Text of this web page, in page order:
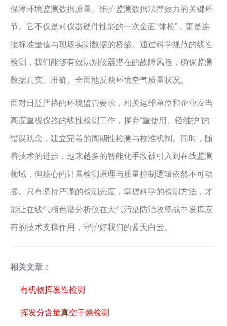
保障环境监测数据质量、维护监测数据法律效力的关键环
节。它不仅是对仪器硬件性能的一次全面“体检”，更是连
接标准量值与现场实测数据的桥梁。通过科学规范的线性
检测，我们能够有效识别仪器潜在的故障风险，确保监测
数据真实、准确、全面地反映环境空气质量状况。
面对日益严格的环境监管要求，相关运维单位和企业应当
高度重视仪器的线性检测工作，摒弃“重使用、轻维护”的
错误观念，建立完善的周期性检测与校准机制。同时，随
着技术的进步，越来越多的智能化手段被引入到在线监测
领域，但核心的计量检测原理与质量控制逻辑依然不可动
摇。只有坚持严谨的检测态度，掌握科学的检测方法，才
能让在线气相色谱分析仪在大气污染防治攻坚战中发挥应
有的技术支撑作用，守护好我们的蓝天白云。
相关文章：
有机物挥发性检测
挥发分含量真空干燥检测